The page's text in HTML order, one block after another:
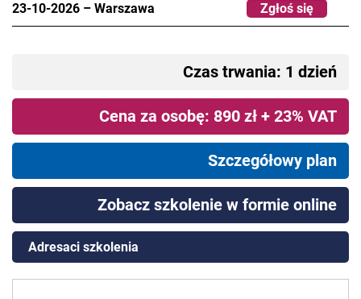
23-10-2026 – Warszawa Zgłoś się
Czas trwania: 1 dzień
Cena za osobę: 890 zł + 23% VAT
Szczegółowy plan
Zobacz szkolenie w formie online
Adresaci szkolenia